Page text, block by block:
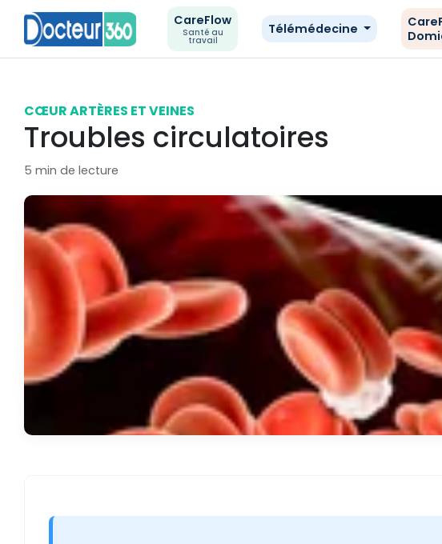
CareFlow
Santé au
travail
Télémédecine
CŒUR ARTÈRES ET VEINES
Troubles circulatoires
5 min de lecture